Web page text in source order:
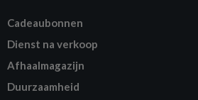
Cadeaubonnen
Dienst na verkoop
Afhaalmagazijn
Duurzaamheid